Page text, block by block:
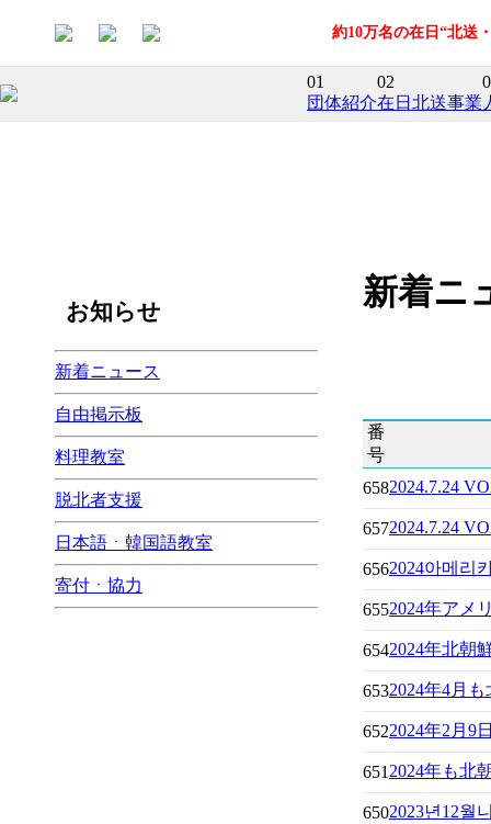
約10万名の在日“北送
01
団体紹介
02
在日北送事業
お知らせ
新着ニュース
自由掲示板
料理教室
脱北者支援
日本語ㆍ韓国語教室
寄付ㆍ協力
新着ニ
番
号
6582024.7.24
6572024.7.24
6562024아메리
6552024年アメ
6542024年北朝
6532024年4月
6522024年2月9
6512024年も北
6502023년12월